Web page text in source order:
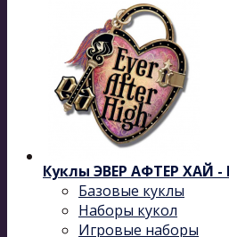
Куклы ЭВЕР АФТЕР ХАЙ -
Базовые куклы
Наборы кукол
Игровые наборы